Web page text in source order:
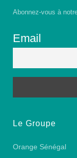
Abonnez-vous à
Email
Le Groupe
Orange Sénégal